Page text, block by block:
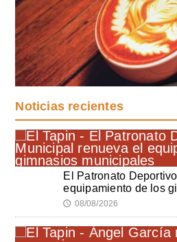
Noticias recientes
El Patronato
equipamiento de los
🕔 08/08/2026